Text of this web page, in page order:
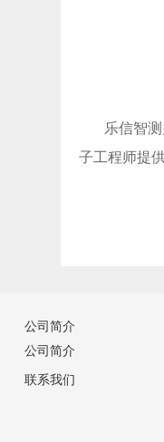
乐信智
子工程师提
公司简介
公司简介
联系我们